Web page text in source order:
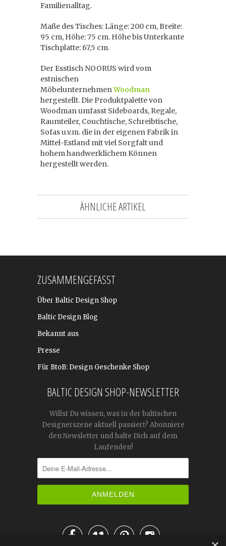
Familienalltag.
Maße des Tisches: Länge: 200 cm, Breite:
95 cm, Höhe: 75 cm. Höhe bis Unterkante
Tischplatte: 67,5 cm.
Der Esstisch NOORUS wird vom
estnischen
MöbelunternehmenWoodman
hergestellt. Die Produktpalette von
Woodman umfasst Sideboards, Regale,
Raumteiler, Couchtische, Schreibtische,
Sofas u.v.m. die in der eigenen Fabrik in
Mittel-Estland mit viel Sorgfalt und
hohem handwerklichem Können
hergestellt werden.
ÄHNLICHE ARTIKEL
ZUSAMMENGEFASST
Über Baltic Design Shop
Baltic Design Blog
Bekannt aus
Presse
Für BtoB: Design Geschenke Shop
BALTIC DESIGN SHOP-NEWSLETTER
Willst Du wissen, was in der baltischen
Designerszene aktuell passiert? Abonniere
den Newsletter und halte Dich auf dem
Laufenden!
